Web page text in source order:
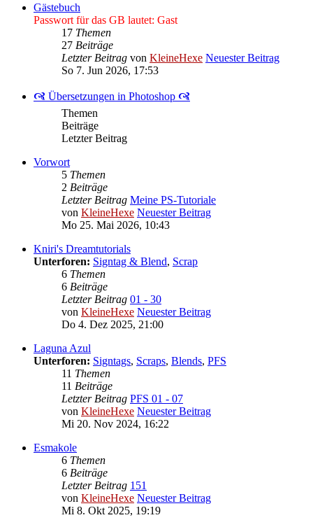
Gästebuch
Passwort für das GB lautet: Gast
17 Themen
27 Beiträge
Letzter Beitrag von KleineHexe Neuester Beitrag
So 7. Jun 2026, 17:53
🙧 Übersetzungen in Photoshop 🙧
Themen
Beiträge
Letzter Beitrag
Vorwort
5 Themen
2 Beiträge
Letzter Beitrag Meine PS-Tutoriale
von KleineHexe Neuester Beitrag
Mo 25. Mai 2026, 10:43
Kniri's Dreamtutorials
Unterforen: Signtag & Blend, Scrap
6 Themen
6 Beiträge
Letzter Beitrag 01 - 30
von KleineHexe Neuester Beitrag
Do 4. Dez 2025, 21:00
Laguna Azul
Unterforen: Signtags, Scraps, Blends, PFS
11 Themen
11 Beiträge
Letzter Beitrag PFS 01 - 07
von KleineHexe Neuester Beitrag
Mi 20. Nov 2024, 16:22
Esmakole
6 Themen
6 Beiträge
Letzter Beitrag 151
von KleineHexe Neuester Beitrag
Mi 8. Okt 2025, 19:19